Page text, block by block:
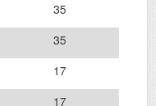
35
35
17
17